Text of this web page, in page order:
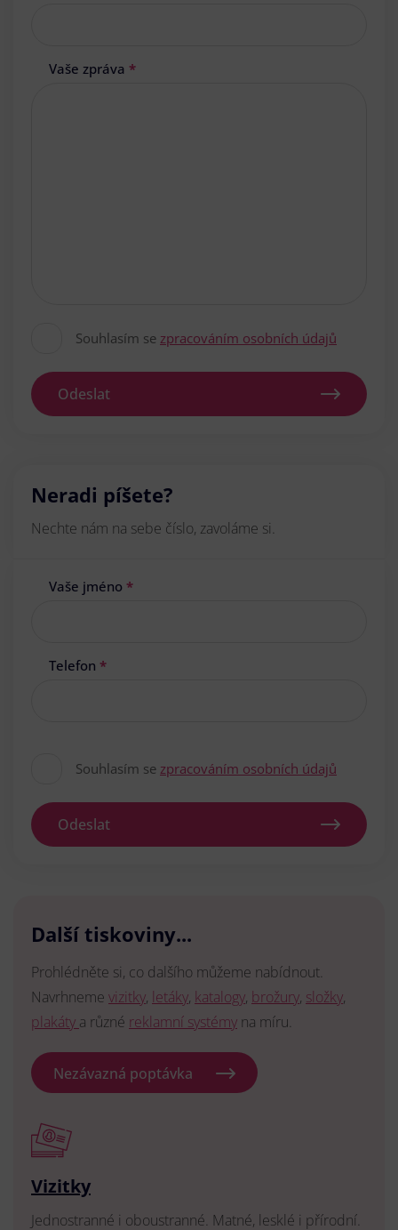
Vaše zpráva *
Souhlasím se zpracováním osobních údajů
Odeslat
Neradi píšete?
Nechte nám na sebe číslo, zavoláme si.
Vaše jméno *
Telefon *
Souhlasím se zpracováním osobních údajů
Odeslat
Další tiskoviny...
Prohlédněte si, co dalšího můžeme nabídnout.
Navrhneme vizitky, letáky, katalogy, brožury, složky,
plakáty a různé reklamní systémy na míru.
Nezávazná poptávka
Vizitky
Jednostranné i oboustranné. Matné, lesklé i přírodní.